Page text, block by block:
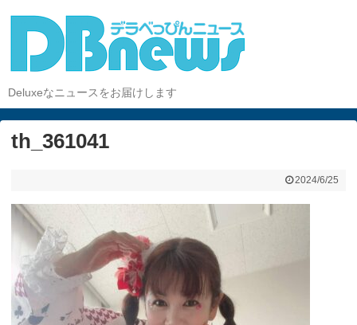
Deluxeなニュースをお届けします
th_361041
2024/6/25